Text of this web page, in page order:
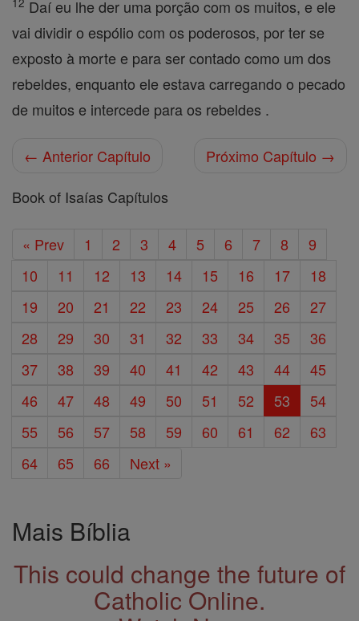
Daí eu lhe der uma porção com os muitos, e ele
vai dividir o espólio com os poderosos, por ter se
exposto à morte e para ser contado como um dos
rebeldes, enquanto ele estava carregando o pecado
de muitos e intercede para os rebeldes .
← Anterior Capítulo
Próximo Capítulo →
Book of Isaías Capítulos
« Prev 1 2 3 4 5 6 7 8
9
10
11 12 13 14 15 16 17
18
19
20 21 22 23 24 25 26
27
28
29 30 31 32 33 34 35
36
37
38 39 40 41 42 43 44
45
46
47 48 49 50 51 52 53
54
55
56 57 58 59 60 61 62
63
64
65 66 Next »
Mais Bíblia
This could change the future of
Catholic Online.